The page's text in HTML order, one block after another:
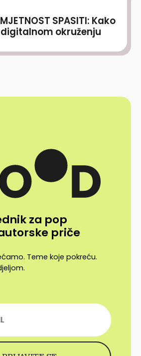
SPASITI: Kako
okruženju
za pop
priče
Teme koje pokreću.